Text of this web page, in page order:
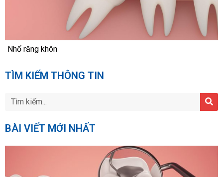
Nhổ răng khôn
TÌM KIẾM THÔNG TIN
BÀI VIẾT MỚI NHẤT